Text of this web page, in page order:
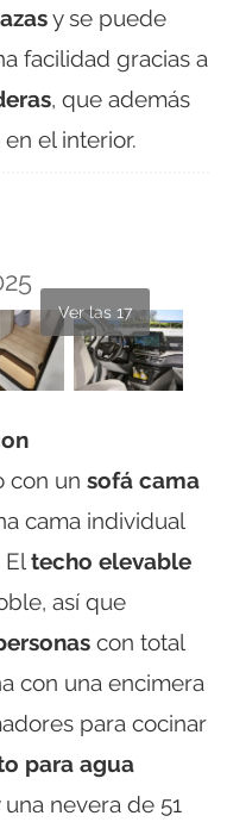
y se puede
facilidad gracias a
, que además
el interior.
Ver las 17
con un sofá cama
cama individual
Eltecho elevable
así que
con total
con una encimera
para cocinar
para agua
una nevera de 51